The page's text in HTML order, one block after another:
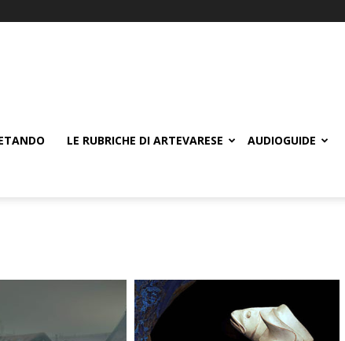
LE RUBRICHE DI ARTEVARESE AUDIOGUIDE